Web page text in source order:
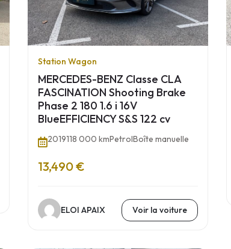
Station Wagon
MERCEDES-BENZ Classe CLA
FASCINATION Shooting Brake
Phase 2 180 1.6 i 16V
BlueEFFICIENCY S&S 122 cv
2019118 000 kmPetrolBoîte manuelle
13,490 €
ELOI APAIX Voir la voiture